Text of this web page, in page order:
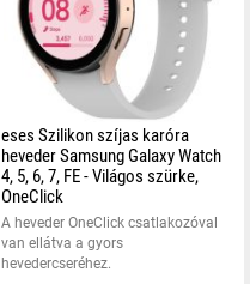
eses Szilikon szíjas karóra
heveder Samsung Galaxy Watch
4, 5, 6, 7, FE - Világos szürke,
OneClick
A heveder OneClick csatlakozóval
van ellátva a gyors
hevedercseréhez.